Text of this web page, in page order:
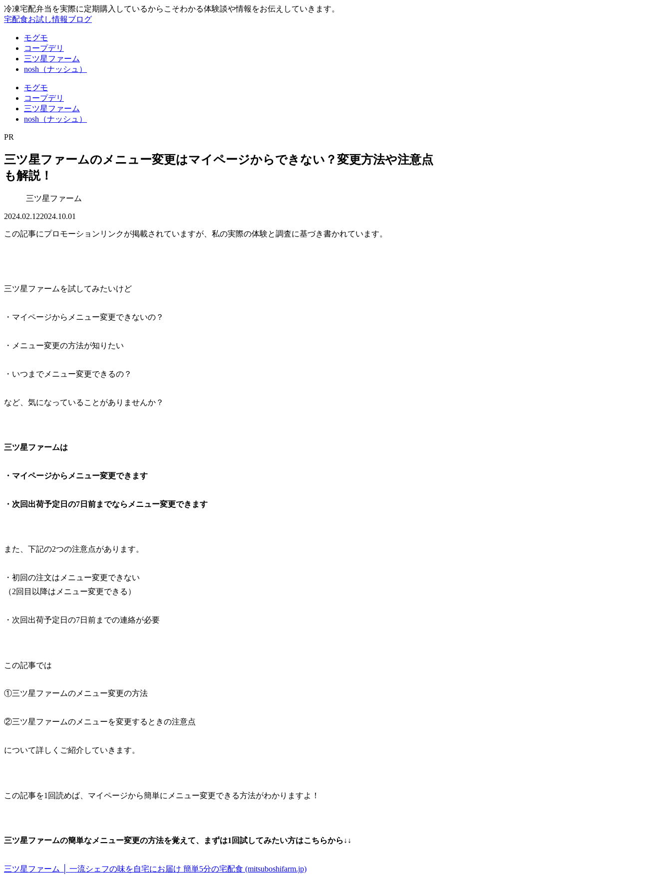
冷凍宅配弁当を実際に定期購入しているからこそわかる体験談や情報をお伝えしていきます。
宅配食お試し情報ブログ
モグモ
コープデリ
三ツ星ファーム
nosh（ナッシュ）
モグモ
コープデリ
三ツ星ファーム
nosh（ナッシュ）
PR
三ツ星ファームのメニュー変更はマイページからできない？変更方法や注意点
も解説！
三ツ星ファーム
2024.02.122024.10.01
この記事にプロモーションリンクが掲載されていますが、私の実際の体験と調査に基づき書かれています。
三ツ星ファームを試してみたいけど
・マイページからメニュー変更できないの？
・メニュー変更の方法が知りたい
・いつまでメニュー変更できるの？
など、気になっていることがありませんか？
三ツ星ファームは
・ マイページからメニュー変更でき ます
・次回出荷予定日の7日前までならメニュー変更でき ます
また、下記の2つの注意点があります。
・初回の注文はメニュー変更できない
（2回目以降はメニュー変更できる）
・次回出荷予定日の7日前までの連絡が必要
この記事では
①三ツ星ファームのメニュー変更の方法
②三ツ星ファームのメニューを変更するときの注意点
について詳しくご紹介していきます。
この記事を1回読めば、マイページから簡単にメニュー変更できる方法がわかりますよ！
三ツ星ファームの簡単なメニュー変更の方法を覚えて、まずは1回試してみたい方はこちらから↓↓
三ツ星ファーム │ 一流シェフの味を自宅にお届け 簡単5分の宅配食 (mitsuboshifarm.jp)